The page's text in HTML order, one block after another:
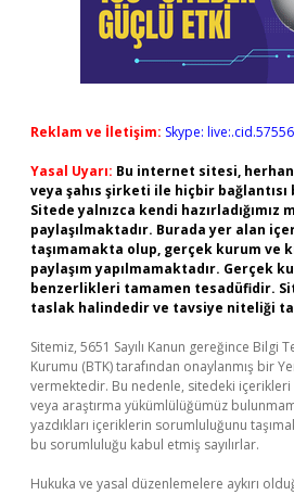
Reklam ve İletişim: Skype:
Yasal Uyarı: Bu internet sitesi,
veya şahıs şirketi ile hiçbir
Sitede yalnızca kendi hazırladığımız
paylaşılmaktadır. Burada yer alan
taşımamakta olup, gerçek kurum ve
paylaşım yapılmamaktadır. Gerçek
benzerlikleri tamamen tesadüfidir.
taslak halindedir ve tavsiye niteliği
Sitemiz, 5651 Sayılı Kanun gereğince Bilgi
Kurumu (BTK) tarafından onaylanmış bir
vermektedir. Bu nedenle, sitedeki
veya araştırma yükümlülüğümüz
yazdıkları içeriklerin sorumluluğunu
bu sorumluluğu kabul etmiş sayılırlar.
Hukuka ve yasal düzenlemelere aykırı